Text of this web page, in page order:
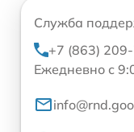
Служба
+7 (863)
Ежедневно с